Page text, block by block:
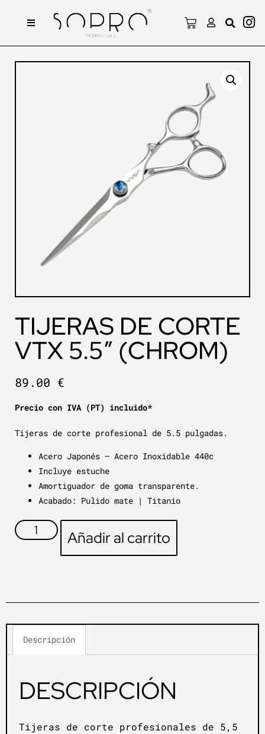
TIJERAS DE CORTE
VTX 5.5″ (CHROM)
89.00 €
Precio con IVA (PT) incluido*
Tijeras de corte profesional de 5.5 pulgadas.
Acero Japonés – Acero Inoxidable 440c
Incluye estuche
Amortiguador de goma transparente.
Acabado: Pulido mate | Titanio
Añadir al carrito
Descripción
DESCRIPCIÓN
Tijeras de corte profesionales de 5,5